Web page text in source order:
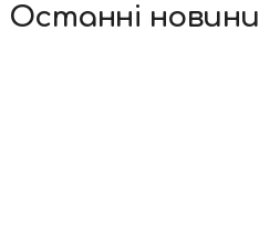
Останні новини